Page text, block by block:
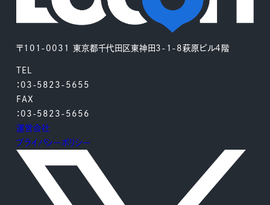
〒101-0031 東京都千代田区東神田3-1-8萩原ビル4階
TEL
：03-5823-5655
FAX
：03-5823-5656
運営会社
プライバシーポリシー